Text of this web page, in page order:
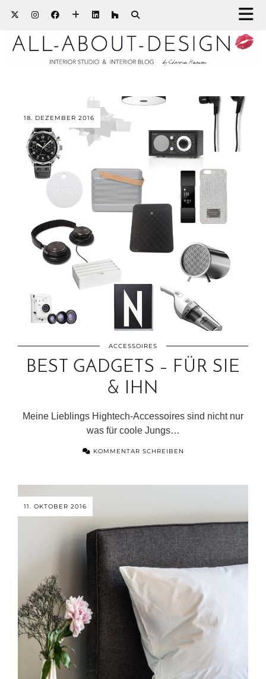
18. DEZEMBER 2016
ACCESSOIRES
BEST GADGETS – FÜR SIE
& IHN
Meine Lieblings Hightech-Accessoires sind nicht nur
was für coole Jungs…
KOMMENTAR SCHREIBEN
11. OKTOBER 2016